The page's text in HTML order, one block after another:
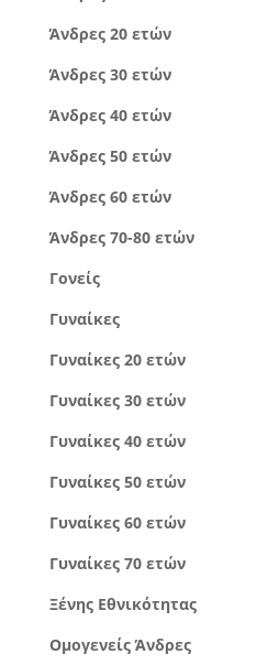
Άνδρες 20 ετών
Άνδρες 30 ετών
Άνδρες 40 ετών
Άνδρες 50 ετών
Άνδρες 60 ετών
Άνδρες 70-80 ετών
Γονείς
Γυναίκες
Γυναίκες 20 ετών
Γυναίκες 30 ετών
Γυναίκες 40 ετών
Γυναίκες 50 ετών
Γυναίκες 60 ετών
Γυναίκες 70 ετών
Ξένης Εθνικότητας
Ομογενείς Άνδρες